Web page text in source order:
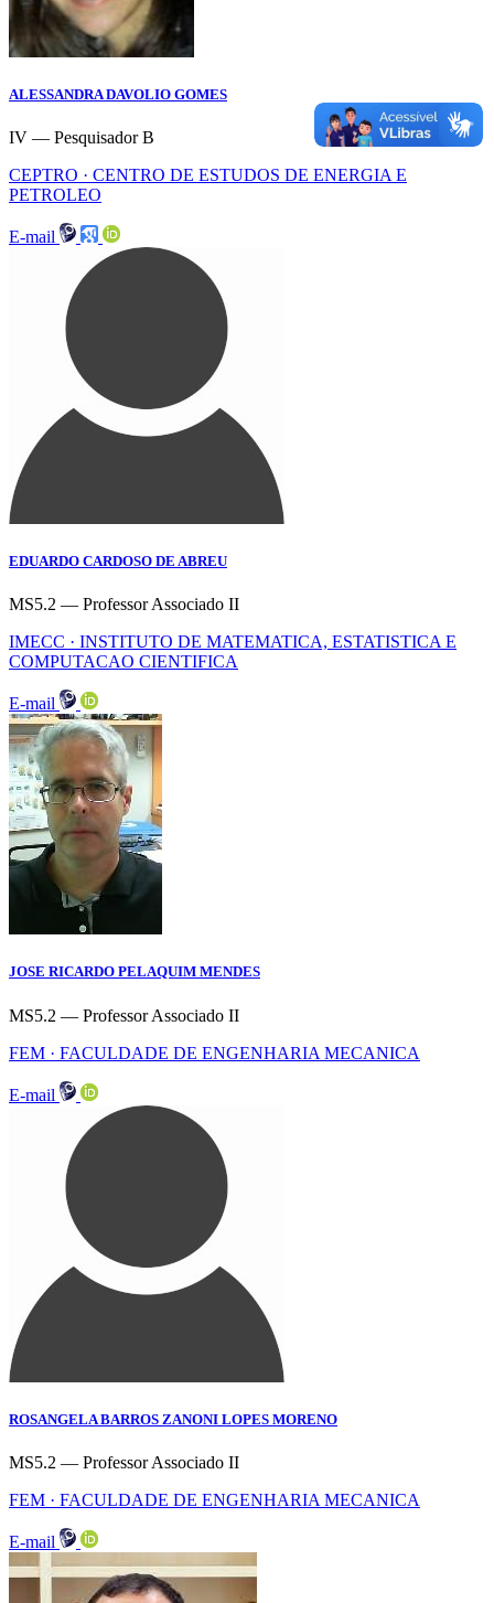
ALESSANDRA DAVOLIO GOMES
IV — Pesquisador B
CEPTRO · CENTRO DE ESTUDOS DE ENERGIA E
PETROLEO
E-mail
EDUARDO CARDOSO DE ABREU
MS5.2 — Professor Associado II
IMECC · INSTITUTO DE MATEMATICA, ESTATISTICA E
COMPUTACAO CIENTIFICA
E-mail
JOSE RICARDO PELAQUIM MENDES
MS5.2 — Professor Associado II
FEM · FACULDADE DE ENGENHARIA MECANICA
E-mail
ROSANGELA BARROS ZANONI LOPES MORENO
MS5.2 — Professor Associado II
FEM · FACULDADE DE ENGENHARIA MECANICA
E-mail